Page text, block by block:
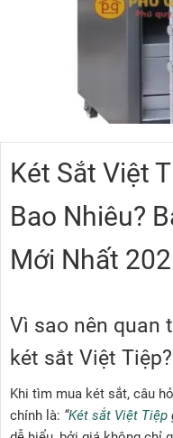
Két Sắt Việt
Bao Nhiêu?
Mới Nhất
Vì sao nên quan
két sắt Việt Tiệp?
Khi tìm mua két sắt, câu
chính là: “Két sắt Việt Tiệp